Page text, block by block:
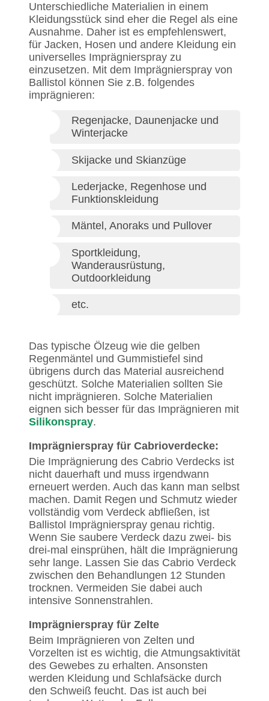
Unterschiedliche Materialien in einem
Kleidungsstück sind eher die Regel als eine
Ausnahme. Daher ist es empfehlenswert,
für Jacken, Hosen und andere Kleidung ein
universelles Imprägnierspray zu
einzusetzen. Mit dem Imprägnierspray von
Ballistol können Sie z.B. folgendes
imprägnieren:
Regenjacke, Daunenjacke und
Winterjacke
Skijacke und Skianzüge
Lederjacke, Regenhose und
Funktionskleidung
Mäntel, Anoraks und Pullover
Sportkleidung,
Wanderausrüstung,
Outdoorkleidung
etc.
Das typische Ölzeug wie die gelben
Regenmäntel und Gummistiefel sind
übrigens durch das Material ausreichend
geschützt. Solche Materialien sollten Sie
nicht imprägnieren. Solche Materialien
eignen sich besser für das Imprägnieren mit
Silikonspray.
Imprägnierspray für Cabrioverdecke:
Die Imprägnierung des Cabrio Verdecks ist
nicht dauerhaft und muss irgendwann
erneuert werden. Auch das kann man selbst
machen. Damit Regen und Schmutz wieder
vollständig vom Verdeck abfließen, ist
Ballistol Imprägnierspray genau richtig.
Wenn Sie saubere Verdeck dazu zwei- bis
drei-mal einsprühen, hält die Imprägnierung
sehr lange. Lassen Sie das Cabrio Verdeck
zwischen den Behandlungen 12 Stunden
trocknen. Vermeiden Sie dabei auch
intensive Sonnenstrahlen.
Imprägnierspray für Zelte
Beim Imprägnieren von Zelten und
Vorzelten ist es wichtig, die Atmungsaktivität
des Gewebes zu erhalten. Ansonsten
werden Kleidung und Schlafsäcke durch
den Schweiß feucht. Das ist auch bei